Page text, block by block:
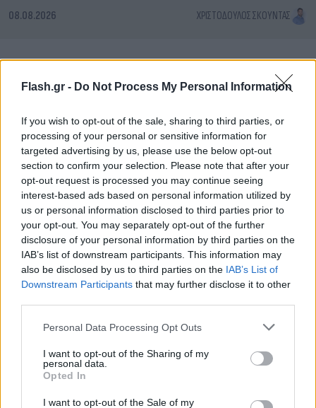
Flash.gr - Do Not Process My Personal Information
If you wish to opt-out of the sale, sharing to third parties, or
processing of your personal or sensitive information for
targeted advertising by us, please use the below opt-out
section to confirm your selection. Please note that after your
opt-out request is processed you may continue seeing
interest-based ads based on personal information utilized by
us or personal information disclosed to third parties prior to
your opt-out. You may separately opt-out of the further
disclosure of your personal information by third parties on the
IAB’s list of downstream participants. This information may
also be disclosed by us to third parties on the IAB’s List of
Downstream Participants that may further disclose it to other
Please note that this website/app uses one or more Google
not limited to your visit or usage behaviour. You may click to
grant or deny consent to Google and its third-party tags to
use your data for below specified purposes in below Google
consent section.
Personal Data Processing Opt Outs
I want to opt-out of the Sharing of my
personal data.
Opted In
I want to opt-out of the Sale of my
08.08.2026 ΧΡΙΣΤΌΔΟΥΛΟΣ ΣΚΟΎΝΤΑΣ